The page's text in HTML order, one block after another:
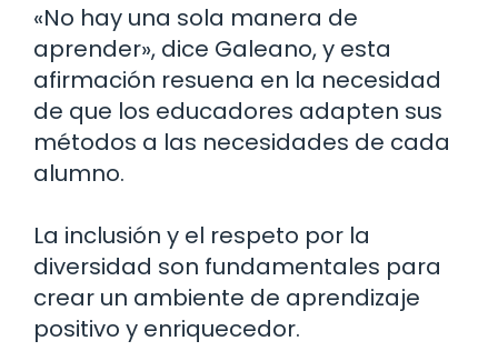
«No hay una sola manera de
aprender», dice Galeano, y esta
afirmación resuena en la necesidad
de que los educadores adapten sus
métodos a las necesidades de cada
alumno.
La inclusión y el respeto por la
diversidad son fundamentales para
crear un ambiente de aprendizaje
positivo y enriquecedor.